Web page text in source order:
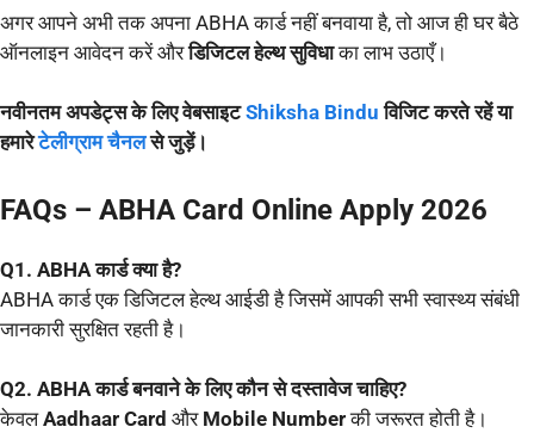
अगर आपने अभी तक अपना ABHA कार्ड नहीं बनवाया है, तो आज ही घर बैठे
ऑनलाइन आवेदन करें औरडिजिटल हेल्थ सुविधाका लाभ उठाएँ।
नवीनतम अपडेट्स के लिए वेबसाइटShiksha Bindu विजिट करते रहें या
हमारेटेलीग्राम चैनल से जुड़ें।
FAQs – ABHA Card Online Apply 2026
Q1. ABHA कार्ड क्या है?
ABHA कार्ड एक डिजिटल हेल्थ आईडी है जिसमें आपकी सभी स्वास्थ्य संबंधी
जानकारी सुरक्षित रहती है।
Q2. ABHA कार्ड बनवाने के लिए कौन से दस्तावेज चाहिए?
केवलAadhaar Card और Mobile Numberकी जरूरत होती है।